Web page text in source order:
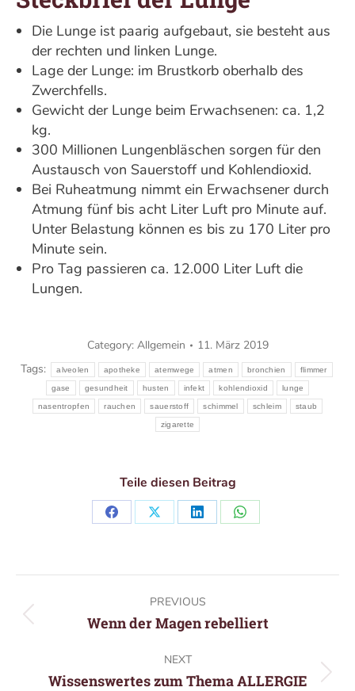
Die Lunge ist paarig aufgebaut, sie besteht aus
der rechten und linken Lunge.
Lage der Lunge: im Brustkorb oberhalb des
Zwerchfells.
Gewicht der Lunge beim Erwachsenen: ca. 1,2
kg.
300 Millionen Lungenbläschen sorgen für den
Austausch von Sauerstoff und Kohlendioxid.
Bei Ruheatmung nimmt ein Erwachsener durch
Atmung fünf bis acht Liter Luft pro Minute auf.
Unter Belastung können es bis zu 170 Liter pro
Minute sein.
Pro Tag passieren ca. 12.000 Liter Luft die
Lungen.
Category: Allgemein
11. März 2019
Tags:
alveolen apotheke atemwege atmen bronchien flimmer
gase gesundheit husten infekt kohlendioxid lunge
nasentropfen rauchen sauerstoff schimmel schleim staub
zigarette
Teile diesen Beitrag
Share Share Share Share
navigation
PREVIOUS
Previous
Wenn der Magen rebelliert
NEXT
Next
Wissenswertes zum Thema ALLERGIE